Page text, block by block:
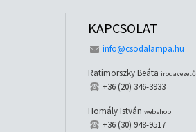
KAPCSOLAT
info@csodalampa.hu
Ratimorszky Beáta irodavezető
+36 (20) 346-3933
Homály István webshop
+36 (30) 948-9517